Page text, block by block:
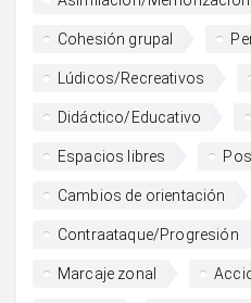
Cohesión grupal
Lúdicos/Recreativos
Didáctico/Educativo
Espacios libres
Cambios de orientación
Contraataque/Progresión
Marcaje zonal